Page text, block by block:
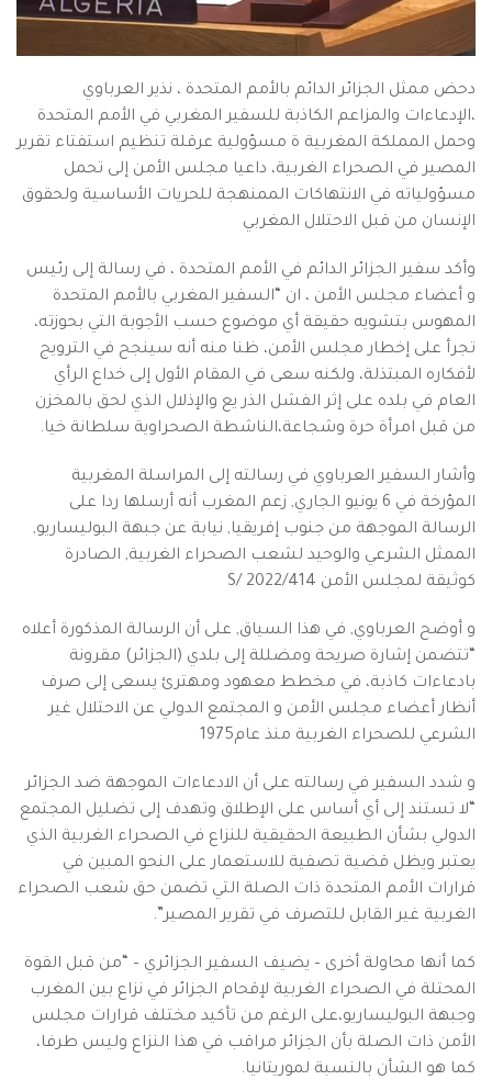
دحض ممثل الجزائر الدائم بالأمم المتحدة ، نذير العرباوي
،الإدعاءات والمزاعم الكاذبة للسفير المغربي في الأمم المتحدة
وحمل المملكة المغربية ة مسؤولية عرقلة تنظيم استفتاء تقرير
المصير في الصحراء الغربية، داعيا مجلس الأمن إلى تحمل
مسؤولياته في الانتهاكات الممنهجة للحريات الأساسية ولحقوق
الإنسان من قبل الاحتلال المغربي
وأكد سفير الجزائر الدائم في الأمم المتحدة ، في رسالة إلى رئيس
و أعضاء مجلس الأمن ، ان “السفير المغربي بالأمم المتحدة
المهوس بتشويه حقيقة أي موضوع حسب الأجوبة التي بحوزته،
تجرأ على إخطار مجلس الأمن، ظنا منه أنه سينجح في الترويج
لأفكاره المبتذلة، ولكنه سعى في المقام الأول إلى خداع الرأي
العام في بلده على إثر الفشل الذر يع والإذلال الذي لحق بالمخزن
من قبل امرأة حرة وشجاعة،الناشطة الصحراوية سلطانة خيا.
وأشار السفير العرباوي في رسالته إلى المراسلة المغربية
المؤرخة في 6 يونيو الجاري, زعم المغرب أنه أرسلها ردا على
الرسالة الموجهة من جنوب إفريقيا, نيابة عن جبهة البوليساريو,
الممثل الشرعي والوحيد لشعب الصحراء الغربية, الصادرة
كوثيقة لمجلس الأمن 2022/414 /S
و أوضح العرباوي, في هذا السياق, على أن الرسالة المذكورة أعلاه
“تتضمن إشارة صريحة ومضللة إلى بلدي (الجزائر) مقرونة
بادعاءات كاذبة، في مخطط معهود ومهترئ يسعى إلى صرف
أنظار أعضاء مجلس الأمن و المجتمع الدولي عن الاحتلال غير
الشرعي للصحراء الغربية منذ عام1975
و شدد السفير في رسالته على أن الادعاءات الموجهة ضد الجزائر
“لا تستند إلى أي أساس على الإطلاق وتهدف إلى تضليل المجتمع
الدولي بشأن الطبيعة الحقيقية للنزاع في الصحراء الغربية الذي
يعتبر ويظل قضية تصفية للاستعمار على النحو المبين في
قرارات الأمم المتحدة ذات الصلة التي تضمن حق شعب الصحراء
الغربية غير القابل للتصرف في تقرير المصير”.
كما أنها محاولة أخرى – يضيف السفير الجزائري – “من قبل القوة
المحتلة في الصحراء الغربية لإقحام الجزائر في نزاع بين المغرب
وجبهة البوليساريو،على الرغم من تأكيد مختلف قرارات مجلس
الأمن ذات الصلة بأن الجزائر مراقب في هذا النزاع وليس طرفا،
كما هو الشأن بالنسبة لموريتانيا.